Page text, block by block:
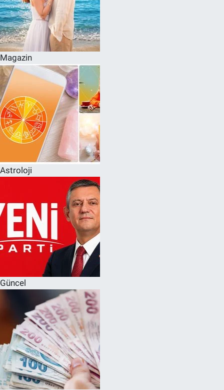
Magazin
Astroloji
Güncel